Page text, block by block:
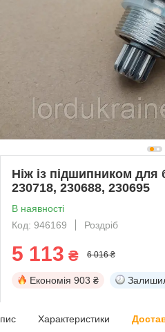
Ніж із підшипником для
230718, 230688, 230695
В наявності
Код: 946169
Роздріб
5 113 ₴ 6 016 ₴
Економія 903 ₴
Характеристики